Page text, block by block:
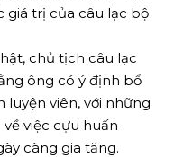
giá trị của câu lạc bộ
chủ tịch câu lạc
ông có ý định bổ
luyện viên, với những
việc cựu huấn
càng gia tăng.